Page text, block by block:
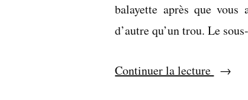
balayette après que
d’autre qu’un trou. Le
Continuer la lecture «